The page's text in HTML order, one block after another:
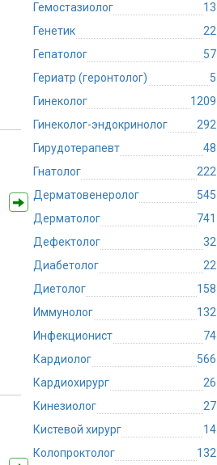
Гемостазиолог
13
Генетик
22
Гепатолог
57
Гериатр (геронтолог)
5
Гинеколог
1209
Гинеколог-эндокринолог
292
Гирудотерапевт
48
Гнатолог
222
Дерматовенеролог
545
Дерматолог
741
Дефектолог
32
Диабетолог
22
Диетолог
158
Иммунолог
132
Инфекционист
74
Кардиолог
566
Кардиохирург
26
Кинезиолог
27
Кистевой хирург
14
Колопроктолог
132